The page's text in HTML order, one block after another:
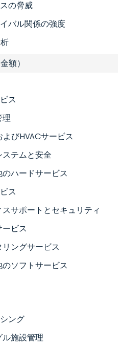
の脅威
バル関係の強度
額）
ス
理
よびHVACサービス
ステムと安全
のハードサービス
ス
スサポートとセキュリティ
ービス
リングサービス
のソフトサービス
ング
ル施設管理